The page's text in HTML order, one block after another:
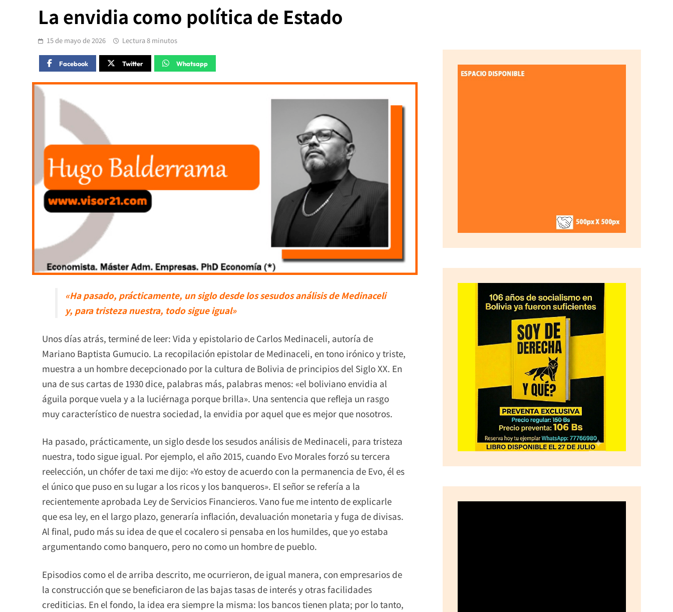
La envidia como política de Estado
15 de mayo de 2026 Lectura 8 minutos
Facebook Twitter Whatsapp
«Ha pasado, prácticamente, un siglo desde los sesudos análisis de Medinaceli
y, para tristeza nuestra, todo sigue igual»
Unos días atrás, terminé de leer: Vida y epistolario de Carlos Medinaceli, autoría de
Mariano Baptista Gumucio. La recopilación epistolar de Medinaceli, en tono irónico y triste,
muestra a un hombre decepcionado por la cultura de Bolivia de principios del Siglo XX. En
una de sus cartas de 1930 dice, palabras más, palabras menos: «el boliviano envidia al
águila porque vuela y a la luciérnaga porque brilla». Una sentencia que refleja un rasgo
muy característico de nuestra sociedad, la envidia por aquel que es mejor que nosotros.
Ha pasado, prácticamente, un siglo desde los sesudos análisis de Medinaceli, para tristeza
nuestra, todo sigue igual. Por ejemplo, el año 2015, cuando Evo Morales forzó su tercera
reelección, un chófer de taxi me dijo: «Yo estoy de acuerdo con la permanencia de Evo, él es
el único que puso en su lugar a los ricos y los banqueros». El señor se refería a la
recientemente aprobada Ley de Servicios Financieros. Vano fue me intento de explicarle
que esa ley, en el largo plazo, generaría inflación, devaluación monetaria y fuga de divisas.
Al final, pudo más su idea de que el cocalero si pensaba en los humildes, que yo estaba
argumentando como banquero, pero no como un hombre de pueblo.
Episodios como el de arriba descrito, me ocurrieron, de igual manera, con empresarios de
la construcción que se beneficiaron de las bajas tasas de interés y otras facilidades
crediticias. En el fondo, la idea era siempre la misma: los bancos tienen plata; por lo tanto,